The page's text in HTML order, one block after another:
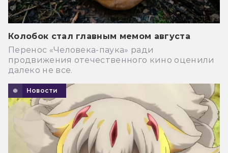
Колобок стал главным мемом августа
Перенос «Человека-паука» ради
продвижения отечественного кино оценили
далеко не все.
Новости